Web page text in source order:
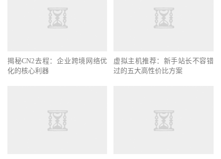
揭秘CN2去程：企业跨境网络优
化的核心利器
虚拟主机推荐：新手站长不容错
过的五大高性价比方案